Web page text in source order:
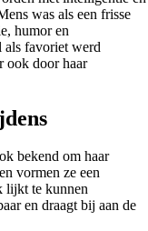
was als een frisse
humor en
als favoriet werd
ook door haar
bekend om haar
vormen ze een
lijkt te kunnen
en draagt bij aan de